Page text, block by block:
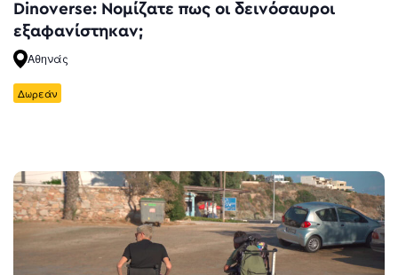
Dinoverse: Νομίζατε πως οι δεινόσαυροι
εξαφανίστηκαν;
Αθηνάς
Δωρεάν